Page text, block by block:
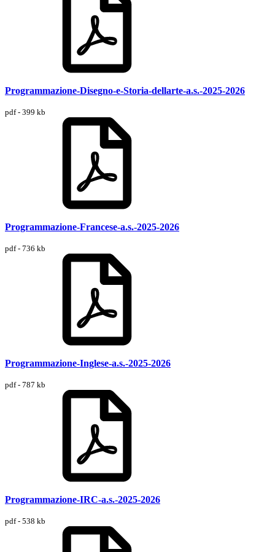
Programmazione-Disegno-e-Storia-dellarte-a.s.-2025-2026
pdf - 399 kb
Programmazione-Francese-a.s.-2025-2026
pdf - 736 kb
Programmazione-Inglese-a.s.-2025-2026
pdf - 787 kb
Programmazione-IRC-a.s.-2025-2026
pdf - 538 kb